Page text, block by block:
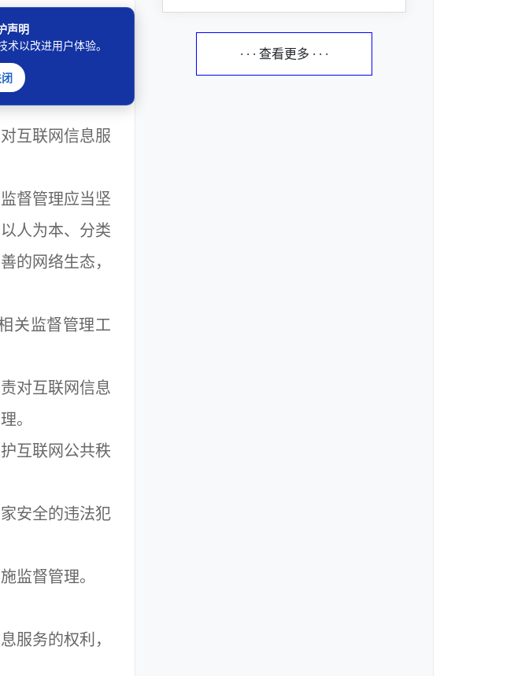
法人和其他组
网络安全法》
互联网信息服
督管理应当坚
人为本、分类
的网络生态，
关监督管理工
对互联网信息
。
互联网公共秩
安全的违法犯
监督管理。
服务的权利，
· · · 查看更多 · · ·
声明
以改进用户体验。